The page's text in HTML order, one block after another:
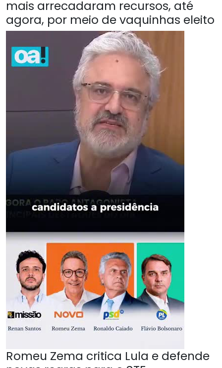
mais arrecadaram recursos, até
agora, por meio de vaquinhas eleito
Romeu Zema critica Lula e defende